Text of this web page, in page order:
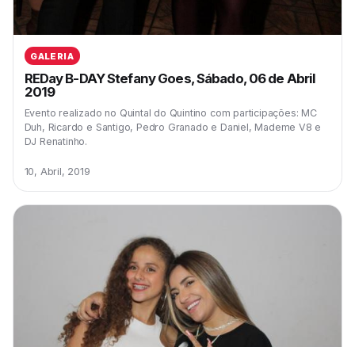
GALERIA
REDay B-DAY Stefany Goes, Sábado, 06 de Abril
2019
Evento realizado no Quintal do Quintino com participações: MC
Duh, Ricardo e Santigo, Pedro Granado e Daniel, Mademe V8 e
DJ Renatinho.
10, Abril, 2019